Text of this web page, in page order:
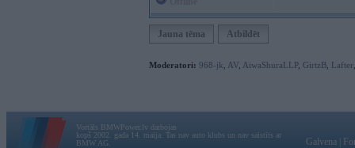
Jauna tēma Atbildēt
Moderatori: 968-jk AV AiwaShuraLLP, GirtzB Lafter
Vortāls BMWPower.lv darbojas
kopš 2002. gada 14. maija. Tas nav auto klubs un nav saistīts ar
BMW AG.
Galvena